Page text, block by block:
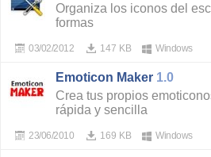
Organiza los iconos del
formas
147 KB
03/02/2012 Windows
Emoticon Maker 1.0
Crea tus propios
rápida y sencilla
169 KB
23/06/2010 Windows